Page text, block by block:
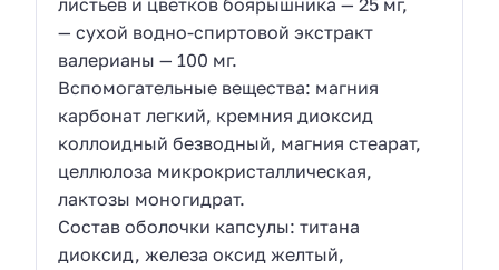
листьев и цветков боярышника — 25 мг,
— сухой водно-спиртовой экстракт
валерианы — 100 мг.
Вспомогательные вещества: магния
карбонат легкий, кремния диоксид
коллоидный безводный, магния стеарат,
целлюлоза микрокристаллическая,
лактозы моногидрат.
Состав оболочки капсулы: титана
диоксид, железа оксид желтый,